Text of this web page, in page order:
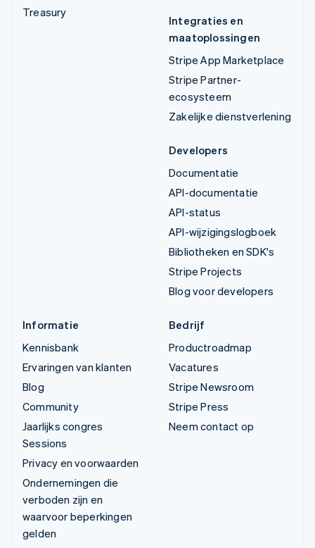
Treasury
Integraties en
maatoplossingen
Stripe App Marketplace
Stripe Partner-
ecosysteem
Zakelijke dienstverlening
Developers
Documentatie
API-documentatie
API-status
API-wijzigingslogboek
Bibliotheken en SDK's
Stripe Projects
Blog voor developers
Informatie
Kennisbank
Ervaringen van klanten
Blog
Community
Jaarlijks congres
Sessions
Privacy en voorwaarden
Ondernemingen die
verboden zijn en
waarvoor beperkingen
gelden
Bedrijf
Productroadmap
Vacatures
Stripe Newsroom
Stripe Press
Neem contact op